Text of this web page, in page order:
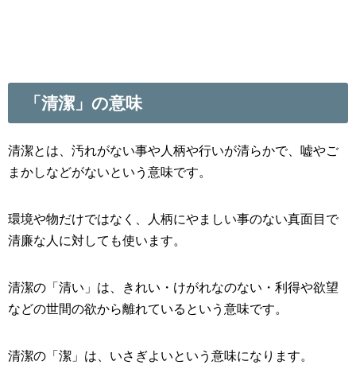
「清潔」の意味
清潔とは、汚れがない事や人柄や行いが清らかで、嘘やご
まかしなどがないという意味です。
環境や物だけではなく、人柄にやましい事のない真面目で
清廉な人に対しても使います。
清潔の「清い」は、きれい・けがれなのない・利得や欲望
などの世間の欲から離れているという意味です。
清潔の「潔」は、いさぎよいという意味になります。